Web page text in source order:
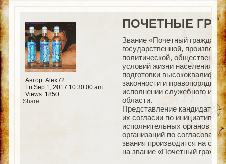
Автор: Alex72
Fri Sep 1, 2017 10:30:00 am
Views: 1850
Share
ПОЧЕТНЫЕ
Звание «Почетный
государственной,
политической,
условий жизни населения,
подготовки
законности и правопорядка,
исполнении служебного и
области.
Представление кандидатов
их согласии по инициативе
исполнительных органов
организаций по
звания производится на
на звание «Почетный